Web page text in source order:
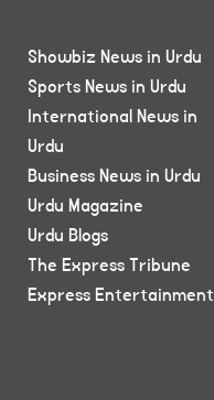
Showbiz News in Urdu
Sports News in Urdu
International News in
Urdu
Business News in Urdu
Urdu Magazine
Urdu Blogs
The Express Tribune
Express Entertainment